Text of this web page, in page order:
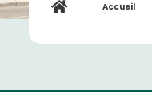
Accueil